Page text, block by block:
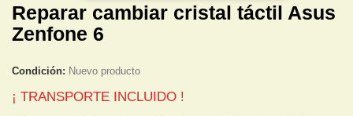
Reparar cambiar cristal táctil Asus
Zenfone 6
Condición: Nuevo producto
¡ TRANSPORTE INCLUIDO !